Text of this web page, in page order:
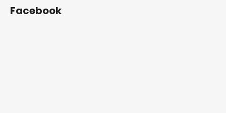
Facebook